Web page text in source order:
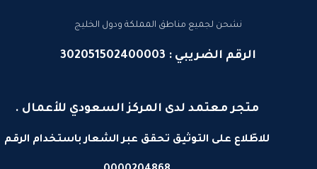
نشحن لجميع مناطق المملكة ودول الخليج
الرقم الضريبي : 302051502400003
متجر معتمد لدى المركز السعودي للأعمال .
للاطّلاع على التوثيق تحقق عبر الشعار باستخدام الرقم